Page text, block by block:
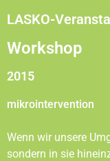
LASKO-
Workshop
2015
mikrointervention
Wenn wir unsere
sondern in sie